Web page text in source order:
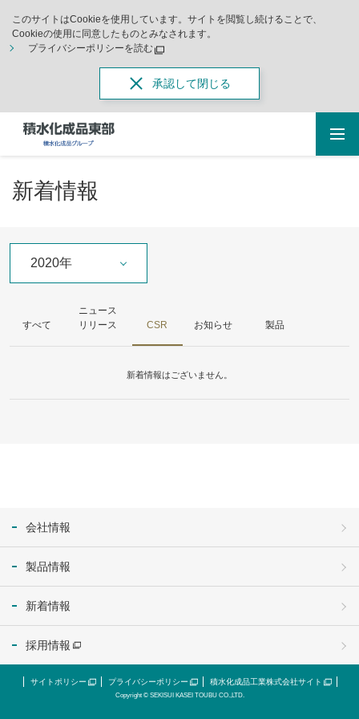
このサイトはCookieを使用しています。サイトを閲覧し続けることで、
Cookieの使用に同意したものとみなされます。
プライバシーポリシーを読む
承認して閉じる
新着情報
2020年
すべて
ニュース
リリース
CSR お知らせ 製品
新着情報はございません。
会社情報
製品情報
新着情報
採用情報
サイトポリシー プライバシーポリシー 積水化成品工業株式会社サイト
Copyright © SEKISUI KASEI TOUBU CO.,LTD.